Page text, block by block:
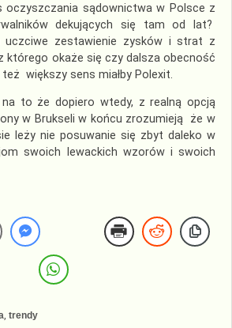
oczyszczania sądownictwa w Polsce z
dekujących się tam od lat?
uczciwe zestawienie zysków i strat z
którego okaże się czy dalsza obecność
większy sens miałby Polexit.
to że dopiero wtedy, z realną opcją
w Brukseli w końcu zrozumieją że w
leży nie posuwanie się zbyt daleko w
swoich lewackich wzorów i swoich
, trendy